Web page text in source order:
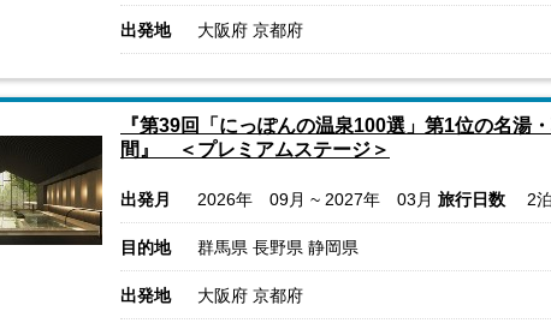
出発地 大阪府 京都府
『第39回「にっぽんの温泉100選」第1位の名
間』 ＜プレミアムステージ＞
出発月 2026年 09月 ~ 2027年 03月 旅行日数 2
目的地 群馬県 長野県 静岡県
出発地 大阪府 京都府